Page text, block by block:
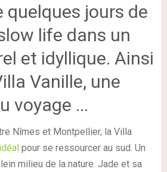
quelques jours de
life dans un
et idyllique. Ainsi
Vanille, une
voyage ...
Nîmes et Montpellier, la Villa
pour se ressourcer au sud. Un
milieu de la nature. Jade et sa